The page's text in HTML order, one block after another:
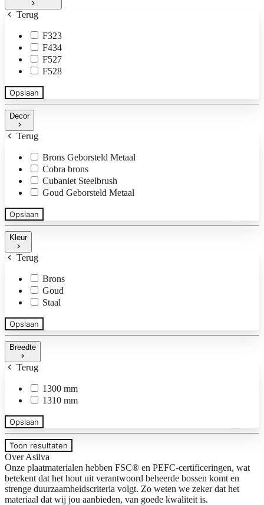
Terug
F323
F434
F527
F528
Opslaan
Decor
Terug
Brons Geborsteld Metaal
Cobra brons
Cubaniet Steelbrush
Goud Geborsteld Metaal
Opslaan
Kleur
Terug
Brons
Goud
Staal
Opslaan
Breedte
Terug
1300 mm
1310 mm
Opslaan
Toon resultaten
Over Asilva
Onze plaatmaterialen hebben FSC® en PEFC-certificeringen, wat
betekent dat het hout uit verantwoord beheerde bossen komt en
strenge duurzaamheidscriteria volgt. Zo weten we zeker dat het
materiaal dat wij jou aanbieden, van goede kwaliteit is.